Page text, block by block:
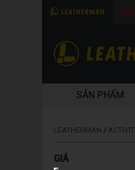
SẢN PHẨM
LEATHERMAN /
GIÁ